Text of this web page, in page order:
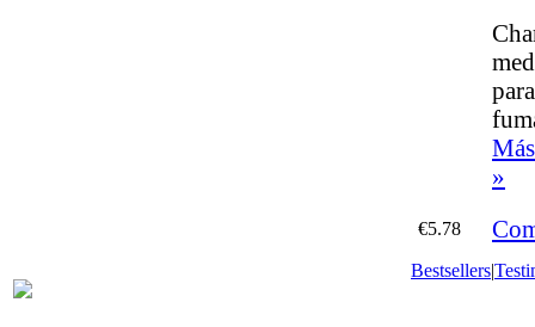
»
€5.78
Bestsellers|